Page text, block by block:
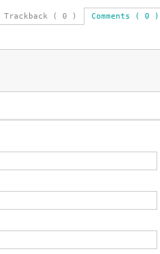
Trackback ( 0 ) Comments ( 0 )